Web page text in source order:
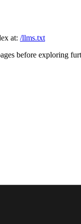
at: /llms.txt
before exploring